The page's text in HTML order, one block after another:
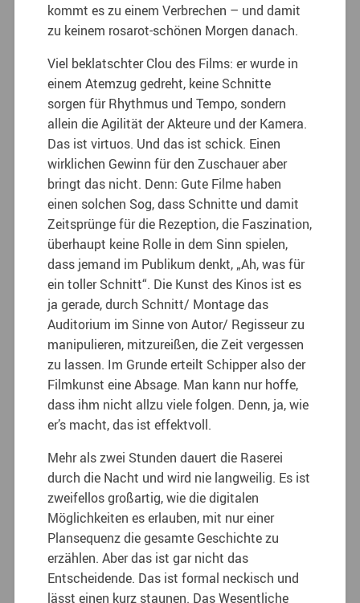
kommt es zu einem Verbrechen – und damit
zu keinem rosarot-schönen Morgen danach.
Viel beklatschter Clou des Films: er wurde in
einem Atemzug gedreht, keine Schnitte
sorgen für Rhythmus und Tempo, sondern
allein die Agilität der Akteure und der Kamera.
Das ist virtuos. Und das ist schick. Einen
wirklichen Gewinn für den Zuschauer aber
bringt das nicht. Denn: Gute Filme haben
einen solchen Sog, dass Schnitte und damit
Zeitsprünge für die Rezeption, die Faszination,
überhaupt keine Rolle in dem Sinn spielen,
dass jemand im Publikum denkt, „Ah, was für
ein toller Schnitt“. Die Kunst des Kinos ist es
ja gerade, durch Schnitt/ Montage das
Auditorium im Sinne von Autor/ Regisseur zu
manipulieren, mitzureißen, die Zeit vergessen
zu lassen. Im Grunde erteilt Schipper also der
Filmkunst eine Absage. Man kann nur hoffe,
dass ihm nicht allzu viele folgen. Denn, ja, wie
er’s macht, das ist effektvoll.
Mehr als zwei Stunden dauert die Raserei
durch die Nacht und wird nie langweilig. Es ist
zweifellos großartig, wie die digitalen
Möglichkeiten es erlauben, mit nur einer
Plansequenz die gesamte Geschichte zu
erzählen. Aber das ist gar nicht das
Entscheidende. Das ist formal neckisch und
lässt einen kurz staunen. Das Wesentliche